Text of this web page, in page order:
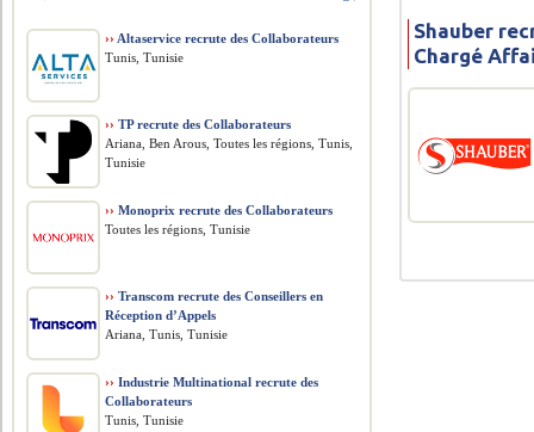
Shauber
Chargé
›› Altaservice recrute des Collaborateurs
Tunis, Tunisie
›› TP recrute des Collaborateurs
Ariana, Ben Arous, Toutes les régions, Tunis,
Tunisie
›› Monoprix recrute des Collaborateurs
Toutes les régions, Tunisie
›› Transcom recrute des Conseillers en
Réception d’Appels
Ariana, Tunis, Tunisie
›› Industrie Multinational recrute des
Collaborateurs
Tunis, Tunisie